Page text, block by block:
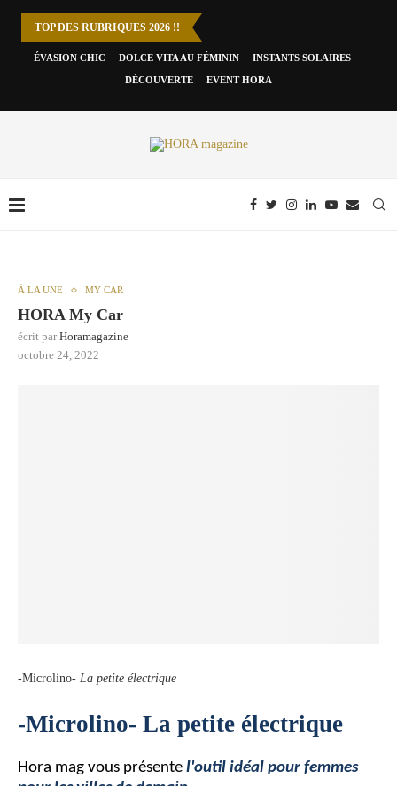
TOP DES RUBRIQUES 2026 !!
ÉVASION CHIC DOLCE VITA AU FÉMININ INSTANTS SOLAIRES
DÉCOUVERTE EVENT HORA
À LA UNE MY CAR
HORA My Car
écrit parHoramagazine
octobre 24, 2022
-Microlino- La petite électrique
-Microlino- La petite électrique
Hora mag vous présente l'outil idéal pour femmes